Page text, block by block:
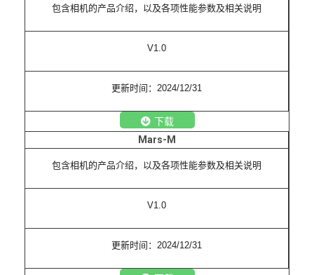
包含相机的产品介绍，以及各项性能参数及相关说明
V1.0
更新时间：2024/12/31
下载
Mars-M
包含相机的产品介绍，以及各项性能参数及相关说明
V1.0
更新时间：2024/12/31